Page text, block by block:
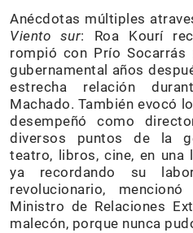
Anécdotas múltiples
Viento sur: Roa Kourí
rompió con Prío
gubernamental años
estrecha relación
Machado. También evocó
desempeñó como
diversos puntos de la
teatro, libros, cine, en una
ya recordando su
revolucionario,
Ministro de Relaciones
malecón, porque nunca